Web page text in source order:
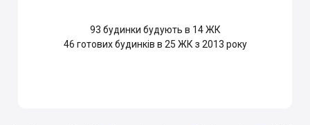
93 будинки будують в 14 ЖК
46 готових будинків в 25 ЖК з 2013 року